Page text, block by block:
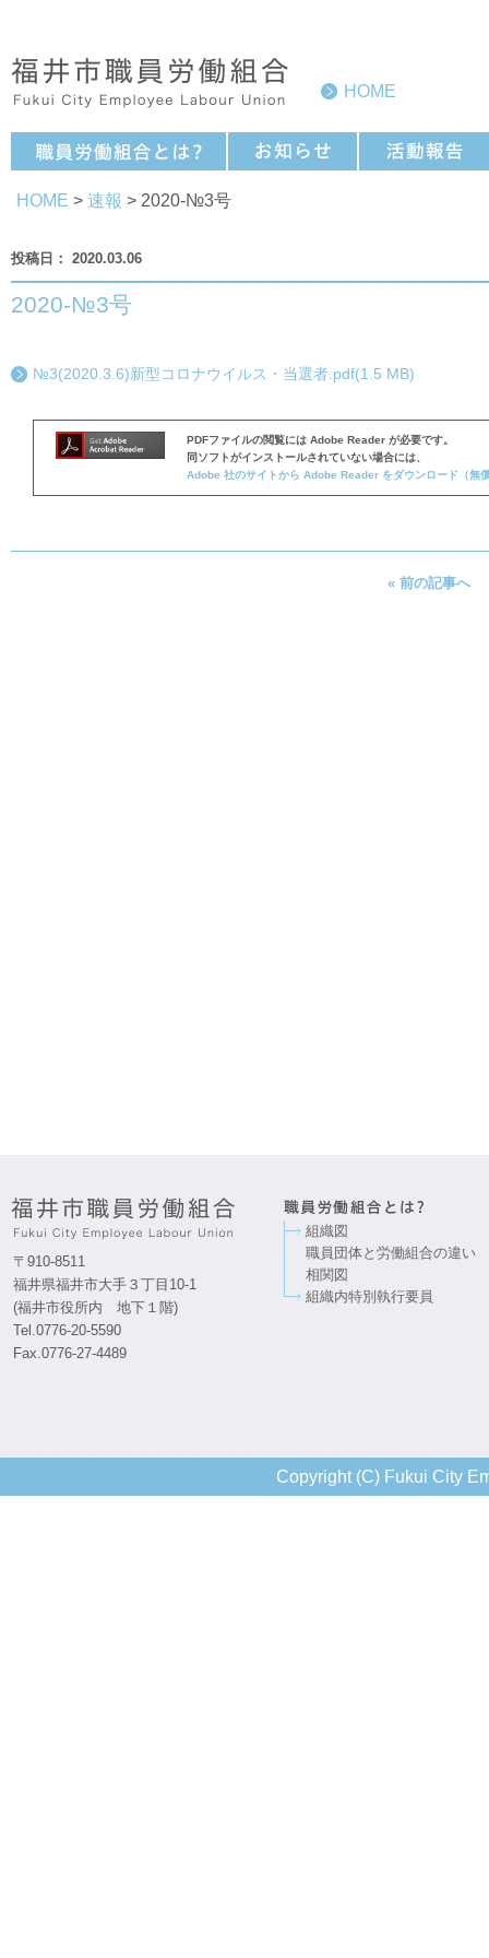
HOME
HOME > 速報 > 2020-№3号
2020.03.06
2020-№3号
№3(2020.3.6)新型コロナウイルス・当選者.pdf(1.5 MB)
PDFファイルの閲覧には Adobe Reader が必要です。
同ソフトがインストールされていない場合には、
Adobe 社のサイトから Adobe Reader をダウンロード（無
« 前の記事へ
〒910-8511
福井県福井市大手３丁目10-1
(福井市役所内 地下１階)
Tel.0776-20-5590
Fax.0776-27-4489
組織図
職員団体と労働組合の違い
相関図
組織内特別執行要員
Copyright (C) Fukui City